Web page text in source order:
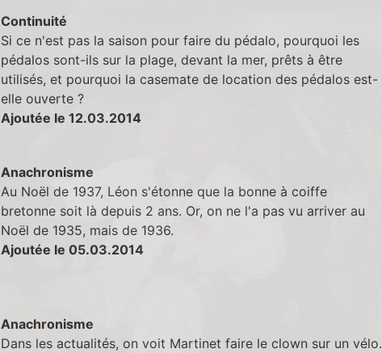
Continuité
Si ce n'est pas la saison pour faire du pédalo, pourquoi les
pédalos sont-ils sur la plage, devant la mer, prêts à être
utilisés, et pourquoi la casemate de location des pédalos est-
elle ouverte ?
Ajoutée le 12.03.2014
Anachronisme
Au Noël de 1937, Léon s'étonne que la bonne à coiffe
bretonne soit là depuis 2 ans. Or, on ne l'a pas vu arriver au
Noël de 1935, mais de 1936.
Ajoutée le 05.03.2014
Anachronisme
Dans les actualités, on voit Martinet faire le clown sur un vélo.